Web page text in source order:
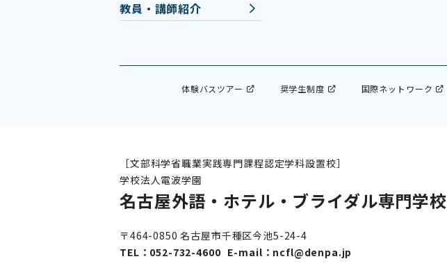
教員・講師紹介
体験バスツアー 奨学生制度 国際ネットワーク
［文部科学省職業実践専門課程認定学科設置校］
学校法人電波学園
名古屋外語・ホテル・ブライダル専門学校
〒464-0850 名古屋市千種区今池5-24-4
TEL： 052-732-4600 E-mail： ncfl@denpa.jp